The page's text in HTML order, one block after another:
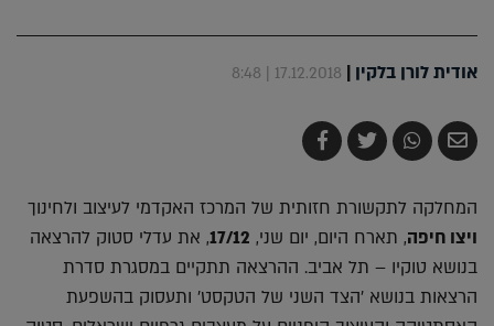
אודית לורן בלקין |
17.12.2018 | 8:48
שלח
בדואר
שתף
ב-
צייץ
ב-
שתף
ב-
המחלקה לתקשורת חזותית של המרכז האקדמי לעיצוב ולחינוך
ויצו חיפה, תארח היום, יום שני, 17/12, את עדלי סטוק להרצאה
בנושא טוקיו – תל אביב. ההרצאה תתקיים במסגרת סדרת
הרצאות בנושא 'הצד השני של הטקסט' ותעסוק בהשפעת